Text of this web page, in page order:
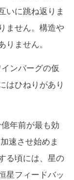
いに跳ね返りま
ません。構造や
りません。
ンバーグの仮
はひねりがあり
年前が最も効
速させ始めま
る頃には、星の
星フィードバッ